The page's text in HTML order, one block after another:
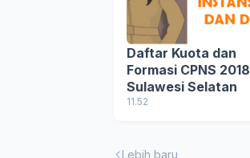
Daftar Kuota dan
Formasi CPNS 2018
Sulawesi Selatan
11.52
Lebih baru